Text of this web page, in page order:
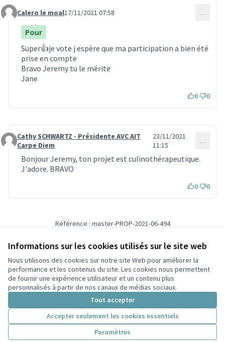
Informations sur les cookies utilisés sur le site web
Nous utilisons des cookies sur notre site Web pour améliorer la
performance et les contenus du site. Les cookies nous permettent
de fournir une expérience utilisateur et un contenu plus
personnalisés à partir de nos canaux de médias sociaux.
Tout accepter
Accepter seulement les cookies essentiels
Paramètres
Commentaire 1159
Calero le moal17/11/2021 07:58 …
Pour
Super👍je vote j espère que ma participation a bien été
prise en compte
Bravo Jeremy tu le mérite
Jane
0 0
Commentaire 1203
Cathy SCHWARTZ - Présidente AVC AIT
Carpe Diem
23/11/2021
11:15
…
Bonjour Jeremy, ton projet est culinothérapeutique.
J'adore. BRAVO
0 0
Référence : master-PROP-2021-06-494
Conditions d'utilisation
Paramètres des cookies
Participez Villeurbanne sur X
(Lien externe)
Participez Villeurbanne sur Facebook
Participez Villeurbanne sur Instagram
Participez Villeurbanne sur YouTube
(Lien externe)
Site réalisé grâce aulogiciel libre Decidim .
Licence
(Lien